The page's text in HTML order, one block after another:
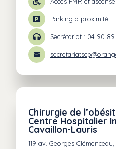
Parking à proximité
Secrétariat : 04 90 89
Chirurgie de
Centre Hospitalier
Cavaillon-Lauris
119 av. Georges